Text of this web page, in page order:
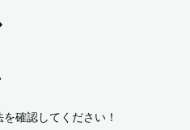
確認してください！